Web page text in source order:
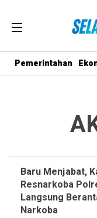
Pemerintahan
Baru Menjabat,
Resnarkoba
Langsung
Narkoba